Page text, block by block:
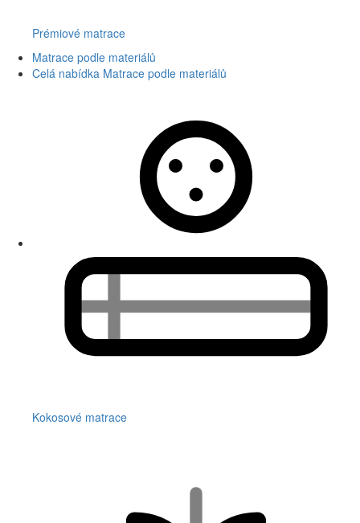
Prémiové matrace
Matrace podle materiálů
Celá nabídka Matrace podle materiálů
Kokosové matrace